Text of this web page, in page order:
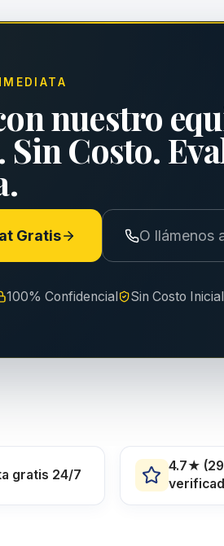
nuestro
Sin Costo.
Gratis O llámenos
100% Confidencial Sin Costo Inicial
gratis 24/7
4.7★